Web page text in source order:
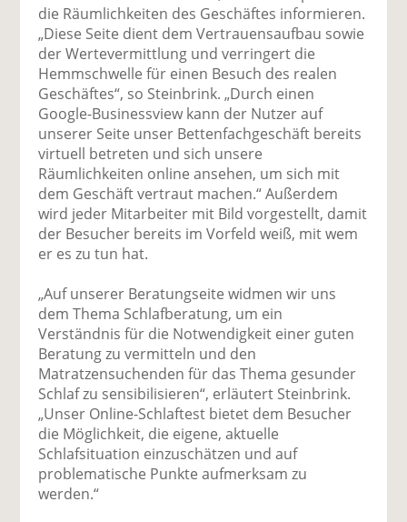
die Räumlichkeiten des Geschäftes informieren.
„Diese Seite dient dem Vertrauensaufbau sowie
der Wertevermittlung und verringert die
Hemmschwelle für einen Besuch des realen
Geschäftes“, so Steinbrink. „Durch einen
Google-Businessview kann der Nutzer auf
unserer Seite unser Bettenfachgeschäft bereits
virtuell betreten und sich unsere
Räumlichkeiten online ansehen, um sich mit
dem Geschäft vertraut machen.“ Außerdem
wird jeder Mitarbeiter mit Bild vorgestellt, damit
der Besucher bereits im Vorfeld weiß, mit wem
er es zu tun hat.
„Auf unserer Beratungseite widmen wir uns
dem Thema Schlafberatung, um ein
Verständnis für die Notwendigkeit einer guten
Beratung zu vermitteln und den
Matratzensuchenden für das Thema gesunder
Schlaf zu sensibilisieren“, erläutert Steinbrink.
„Unser Online-Schlaftest bietet dem Besucher
die Möglichkeit, die eigene, aktuelle
Schlafsituation einzuschätzen und auf
problematische Punkte aufmerksam zu
werden.“